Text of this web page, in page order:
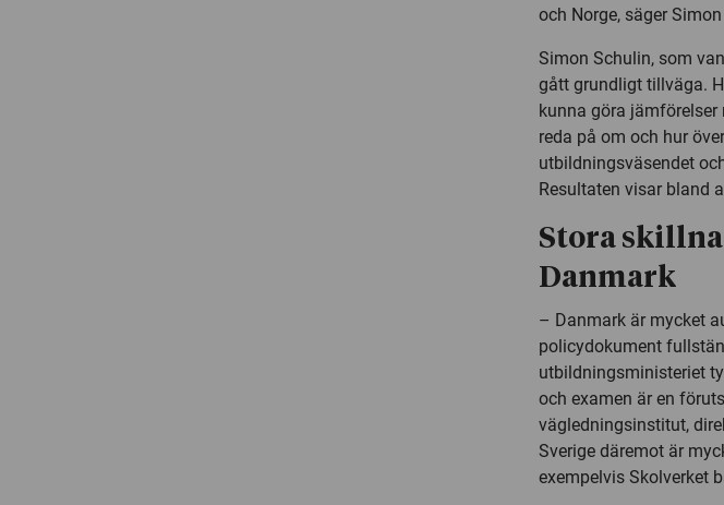
och Norge, säger
Simon Schulin, som
gått grundligt tillväga.
kunna göra
reda på om och hur
utbildningsväsendet
Resultaten visar bland
Stora
Danmark
– Danmark är mycket
policydokument
utbildningsministeriet
och examen är en
vägledningsinstitut,
Sverige däremot är
exempelvis Skolverket